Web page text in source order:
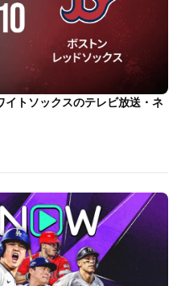
イトソックスのテレビ放送・ネ